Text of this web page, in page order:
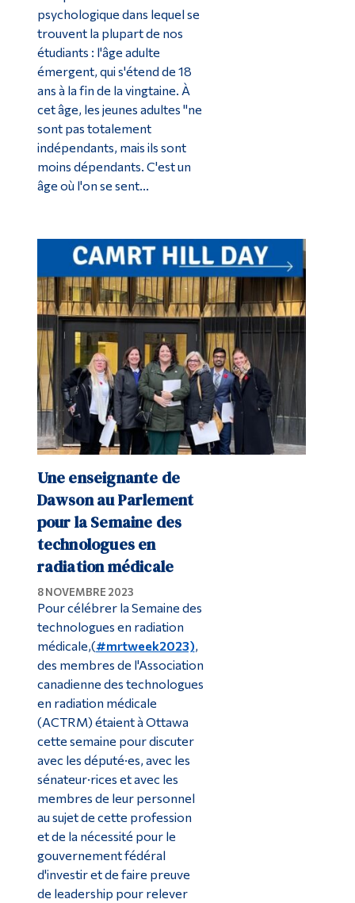
psychologique dans lequel se
trouvent la plupart de nos
étudiants : l'âge adulte
émergent, qui s'étend de 18
ans à la fin de la vingtaine. À
cet âge, les jeunes adultes "ne
sont pas totalement
indépendants, mais ils sont
moins dépendants. C'est un
âge où l'on se sent...
Une enseignante de
Dawson au Parlement
pour la Semaine des
technologues en
radiation médicale
8 NOVEMBRE 2023
Pour célébrer la Semaine des
technologues en radiation
médicale,(#mrtweek2023),
des membres de l'Association
canadienne des technologues
en radiation médicale
(ACTRM) étaient à Ottawa
cette semaine pour discuter
avec les député·es, avec les
sénateur·rices et avec les
membres de leur personnel
au sujet de cette profession
et de la nécessité pour le
gouvernement fédéral
d'investir et de faire preuve
de leadership pour relever